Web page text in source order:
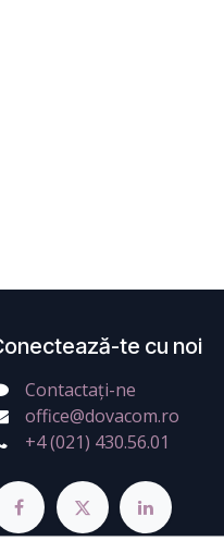
te cu noi
Contactați-ne
office@dovacom.ro
+4 (021) 430.56.01